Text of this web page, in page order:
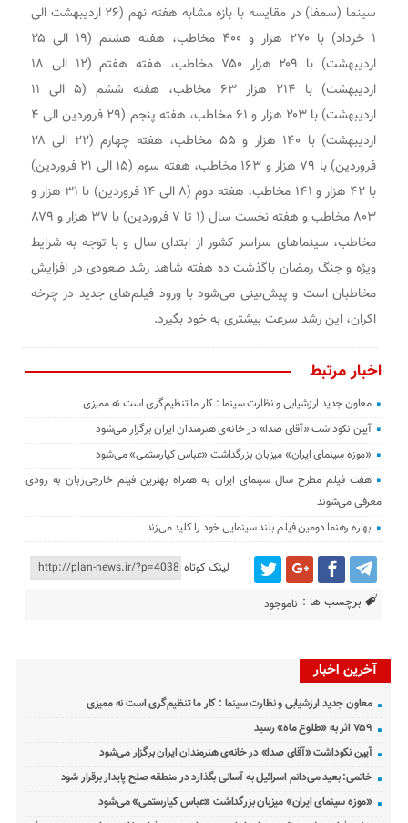
سینما (سمفا) در مقایسه با بازه مشابه هفته نهم (۲۶ اردیبهشت الی
۱ خرداد) با ۲۷۰ هزار و ۴۰۰ مخاطب، هفته هشتم (۱۹ الی ۲۵
اردیبهشت) با ۲۰۹ هزار ۷۵۰ مخاطب، هفته هفتم (۱۲ الی ۱۸
اردیبهشت) با ۲۱۴ هزار ۶۳ مخاطب، هفته ششم (۵ الی ۱۱
اردیبهشت) با ۲۰۳ هزار و ۶۱ مخاطب، هفته پنجم (۲۹ فروردین الی ۴
اردیبهشت) با ۱۴۰ هزار و ۵۵ مخاطب، هفته چهارم (۲۲ الی ۲۸
فروردین) با ۷۹ هزار و ۱۶۳ مخاطب، هفته سوم (۱۵ الی ۲۱ فروردین)
با ۴۲ هزار و ۱۴۱ مخاطب، هفته دوم (۸ الی ۱۴ فروردین) با ۳۱ هزار و
۸۰۳ مخاطب و هفته نخست سال (۱ تا ۷ فروردین) با ۳۷ هزار و ۸۷۹
مخاطب، سینماهای سراسر کشور از ابتدای سال و با توجه به شرایط
ویژه و جنگ رمضان باگذشت ده هفته شاهد رشد صعودی در افزایش
مخاطبان است و پیش‌بینی می‌شود با ورود فیلم‌های جدید در چرخه
اکران، این رشد سرعت بیشتری به خود بگیرد.
اخبار مرتبط
معاون جدید ارزشیابی و نظارت سینما : کار ما تنظیم‌گری است نه ممیزی
آیین نکوداشت «آقای صدا» در خانه‌ی هنرمندان ایران برگزار می‌شود
«موزه سینمای ایران» میزبان بزرگداشت «عباس کیارستمی» می‌شود
هفت فیلم مطرح سال سینمای ایران به همراه بهترین فیلم خارجی‌زبان به زودی
معرفی می‌شوند
بهاره رهنما دومین فیلم بلند سینمایی خود را کلید می‌زند
لینک کوتاه
برچسب ها : ناموجود
آخرین اخبار
معاون جدید ارزشیابی و نظارت سینما : کار ما تنظیم‌گری است نه ممیزی
۷۵۹ اثر به «طلوع ماه» رسید
آیین نکوداشت «آقای صدا» در خانه‌ی هنرمندان ایران برگزار می‌شود
خاتمی: بعید می‌دانم اسرائیل به آسانی بگذارد در منطقه صلح پایدار برقرار شود
«موزه سینمای ایران» میزبان بزرگداشت «عباس کیارستمی» می‌شود